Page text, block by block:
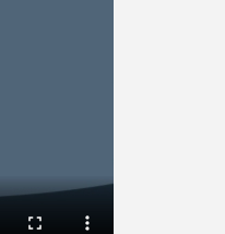
Vous êtes un
professionnel